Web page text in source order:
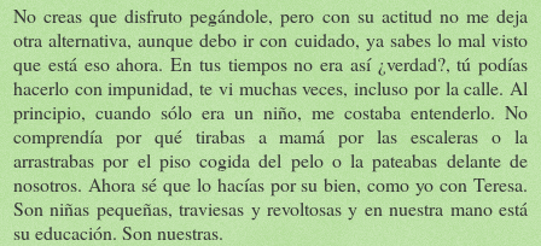
No creas que disfruto pegándole, pero con su actitud no me deja
otra alternativa, aunque debo ir con cuidado, ya sabes lo mal visto
que está eso ahora. En tus tiempos no era así ¿verdad?, tú podías
hacerlo con impunidad, te vi muchas veces, incluso por la calle. Al
principio, cuando sólo era un niño, me costaba entenderlo. No
comprendía por qué tirabas a mamá por las escaleras o la
arrastrabas por el piso cogida del pelo o la pateabas delante de
nosotros. Ahora sé que lo hacías por su bien, como yo con Teresa.
Son niñas pequeñas, traviesas y revoltosas y en nuestra mano está
su educación. Son nuestras.